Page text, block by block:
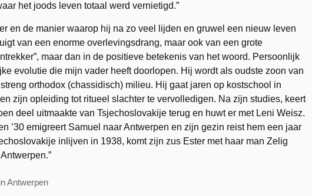
het joods leven totaal werd vernietigd.”
en de manier waarop hij na zo veel lijden en gruwel een nieuw leven
van een enorme overlevingsdrang, maar ook van een grote
maar dan in de positieve betekenis van het woord. Persoonlijk
evolutie die mijn vader heeft doorlopen. Hij wordt als oudste zoon van
orthodox (chassidisch) milieu. Hij gaat jaren op kostschool in
zijn opleiding tot ritueel slachter te vervolledigen. Na zijn studies, keert
deel uitmaakte van Tsjechoslovakije terug en huwt er met Leni Weisz.
’30 emigreert Samuel naar Antwerpen en zijn gezin reist hem een jaar
inlijven in 1938, komt zijn zus Ester met haar man Zelig
Antwerpen